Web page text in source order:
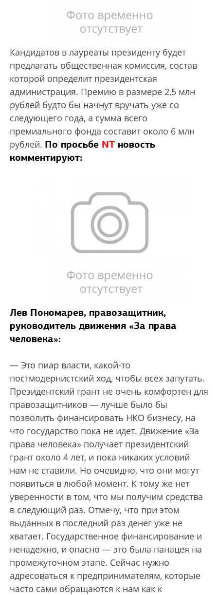
Кандидатов в лауреаты президенту будет
предлагать общественная комиссия, состав
которой определит президентская
администрация. Премию в размере 2,5 млн
рублей будто бы начнут вручать уже со
следующего года, а сумма всего
премиального фонда составит около 6 млн
рублей. По просьбе NT новость
комментируют:
Лев Пономарев, правозащитник,
руководитель движения «За права
человека»:
— Это пиар власти, какой-то
постмодернистский ход, чтобы всех запутать.
Президентский грант не очень комфортен для
правозащитников — лучше было бы
позволить финансировать НКО бизнесу, на
что государство пока не идет. Движение «За
права человека» получает президентский
грант около 4 лет, и пока никаких условий
нам не ставили. Но очевидно, что они могут
появиться в любой момент. К тому же нет
уверенности в том, что мы получим средства
в следующий раз. Отмечу, что при этом
выданных в последний раз денег уже не
хватает. Государственное финансирование и
ненадежно, и опасно — это была панацея на
промежуточном этапе. Сейчас нужно
адресоваться к предпринимателям, которые
часто сами обращаются к нам как к